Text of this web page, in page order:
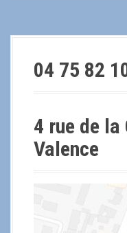
04 75 82
4 rue de la
Valence